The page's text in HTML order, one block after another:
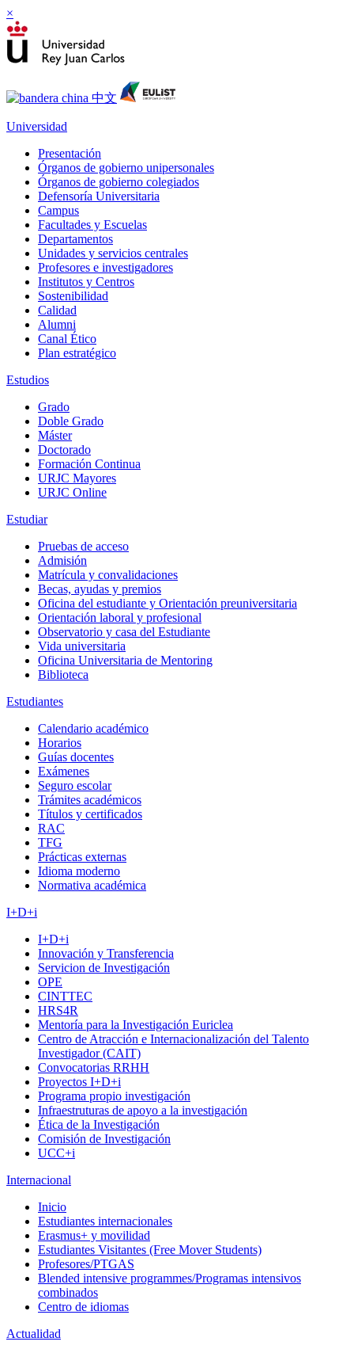
×
Universidad
Presentación
Órganos de gobierno unipersonales
Órganos de gobierno colegiados
Defensoría Universitaria
Campus
Facultades y Escuelas
Departamentos
Unidades y servicios centrales
Profesores e investigadores
Institutos y Centros
Sostenibilidad
Calidad
Alumni
Canal Ético
Plan estratégico
Estudios
Grado
Doble Grado
Máster
Doctorado
Formación Continua
URJC Mayores
URJC Online
Estudiar
Pruebas de acceso
Admisión
Matrícula y convalidaciones
Becas, ayudas y premios
Oficina del estudiante y Orientación preuniversitaria
Orientación laboral y profesional
Observatorio y casa del Estudiante
Vida universitaria
Oficina Universitaria de Mentoring
Biblioteca
Estudiantes
Calendario académico
Horarios
Guías docentes
Exámenes
Seguro escolar
Trámites académicos
Títulos y certificados
RAC
TFG
Prácticas externas
Idioma moderno
Normativa académica
I+D+i
I+D+i
Innovación y Transferencia
Servicion de Investigación
OPE
CINTTEC
HRS4R
Mentoría para la Investigación Euriclea
Centro de Atracción e Internacionalización del Talento
Investigador (CAIT)
Convocatorias RRHH
Proyectos I+D+i
Programa propio investigación
Infraestruturas de apoyo a la investigación
Ética de la Investigación
Comisión de Investigación
UCC+i
Internacional
Inicio
Estudiantes internacionales
Erasmus+ y movilidad
Estudiantes Visitantes (Free Mover Students)
Profesores/PTGAS
Blended intensive programmes/Programas intensivos
combinados
Centro de idiomas
Actualidad